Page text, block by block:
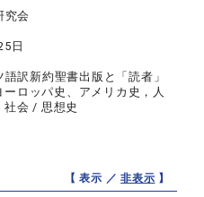
究会
日
訳新約聖書出版と「読者」
ロッパ史、アメリカ史，人
会 / 思想史
【 表示 ／非表示 】